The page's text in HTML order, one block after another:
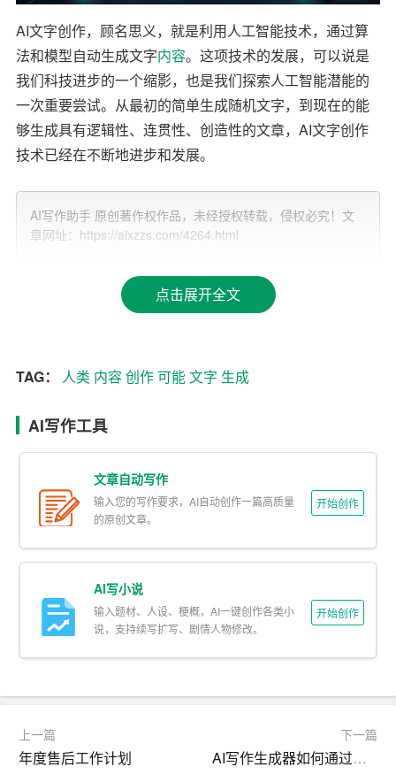
AI文字创作，顾名思义，就是利用人工智能技术，通过算
法和模型自动生成文字内容。这项技术的发展，可以说是
我们科技进步的一个缩影，也是我们探索人工智能潜能的
一次重要尝试。从最初的简单生成随机文字，到现在的能
够生成具有逻辑性、连贯性、创造性的文章，AI文字创作
技术已经在不断地进步和发展。
AI文字创作的潜力是巨大的。首先，它可以极大地提高我
们的创作效率。无论是新闻报道、广告文案还是小说剧
本，AI都可以在短时间内生成大量的内容，这不仅可以节
往往会出现局限。而AI则没有这样的限制，它可以自由地
景。
最后，AI文字创作也可以帮助我们更好地理解和运用语
言。通过对大量的文本数据进行学习，AI可以理解和运用
语言的规则，生成更加准确和自然的文字内容。这不仅可
以提高我们的写作水平，也可以帮助我们更好地理解和运
用语言。
然而，AI文字创作也存在一些问题和挑战。首先，AI生成
的文字内容
可能 缺乏人类的情感和温度。虽然AI可以通过
算法模拟人类的写作风格，但是它无法像人类一样拥有真
其次，AI文字创作也可能导致版权和道德问题。由于AI是
通过对大量的文本数据进行学习，它可能会无意中复制或
AI写作助手 原创著作权作品，未经授权转载，侵权必究！文
章网址：https://aixzzs.com/4264.html
点击展开全文
TAG： 人类 内容创作可能文字 生成
AI写作工具
文章自动写作
输入您的写作要求，AI自动创作一篇高质量
的原创文章。
开始创作
AI写小说
输入题材、人设、梗概，AI一键创作各类小
说，支持续写扩写、剧情人物修改。
开始创作
上一篇
年度售后工作计划
下一篇
AI写作生成器如何通过提示词生成产品使用手册？